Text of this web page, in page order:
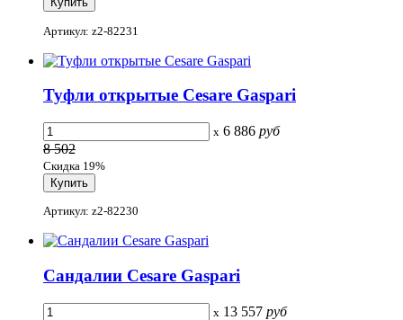
Артикул: z2-82231
Туфли открытые Cesare Gaspari
x 6 886 руб
8 502
Скидка 19%
Артикул: z2-82230
Сандалии Cesare Gaspari
x 13 557 руб